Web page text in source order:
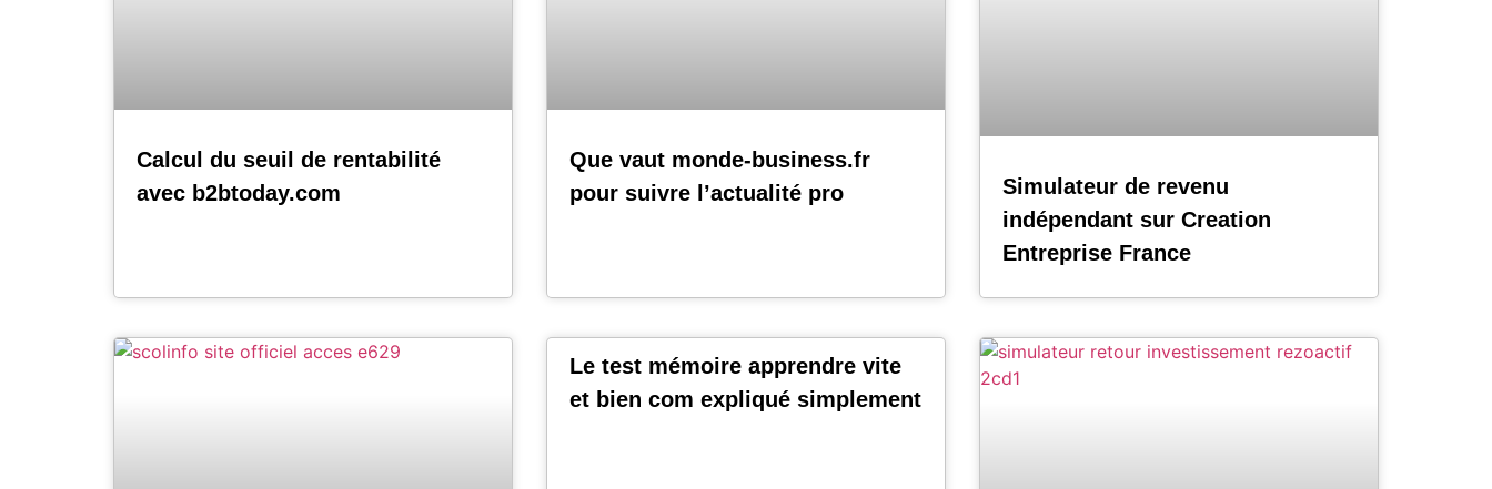
Calcul du seuil de rentabilité
avec b2btoday.com
Que vaut monde-business.fr
pour suivre l’actualité pro
Simulateur de revenu
indépendant sur Creation
Entreprise France
Le test mémoire apprendre vite
et bien com expliqué simplement